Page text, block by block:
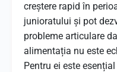
creștere rapid în
junioratului și pot
probleme articulare
alimentația nu este
Pentru ei este